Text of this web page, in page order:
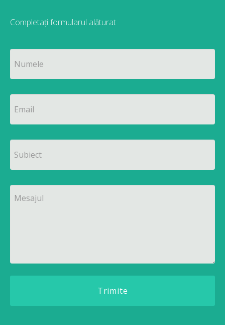
Completați formularul alăturat